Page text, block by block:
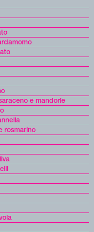
e mandorle
rosmarino